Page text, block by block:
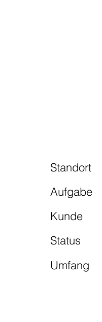
Standort
Aufgabe
Kunde
Status
Umfang